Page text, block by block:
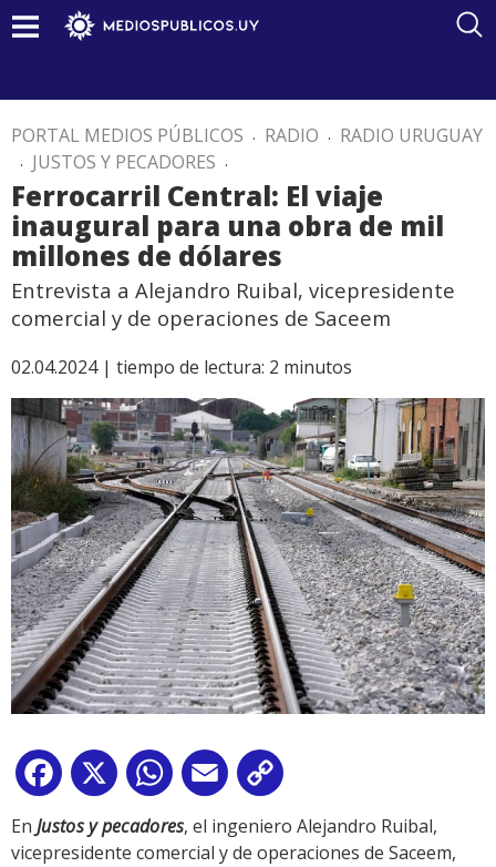
PORTAL MEDIOS PÚBLICOS . RADIO . RADIO URUGUAY
. JUSTOS Y PECADORES .
Ferrocarril Central: El viaje
inaugural para una obra de mil
millones de dólares
Entrevista a Alejandro Ruibal, vicepresidente
comercial y de operaciones de Saceem
02.04.2024 | tiempo de lectura: 2 minutos
Facebook
X WhatsApp
Email
Link
En Justos y pecadores, el ingeniero Alejandro Ruibal,
vicepresidente comercial y de operaciones de Saceem,